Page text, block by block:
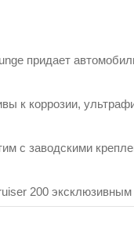
придает
к коррозии,
с заводскими
200